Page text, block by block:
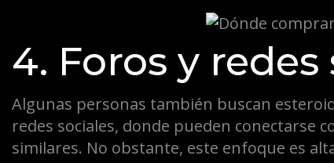
4. Foros y redes
Algunas personas también buscan
redes sociales, donde pueden
similares. No obstante, este enfoque es